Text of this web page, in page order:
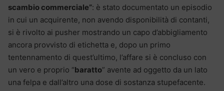
scambio commerciale”: è stato documentato un episodio
in cui un acquirente, non avendo disponibilità di contanti,
si è rivolto ai pusher mostrando un capo d’abbigliamento
ancora provvisto di etichetta e, dopo un primo
tentennamento di quest’ultimo, l’affare si è concluso con
un vero e proprio “baratto” avente ad oggetto da un lato
una felpa e dall’altro una dose di sostanza stupefacente.